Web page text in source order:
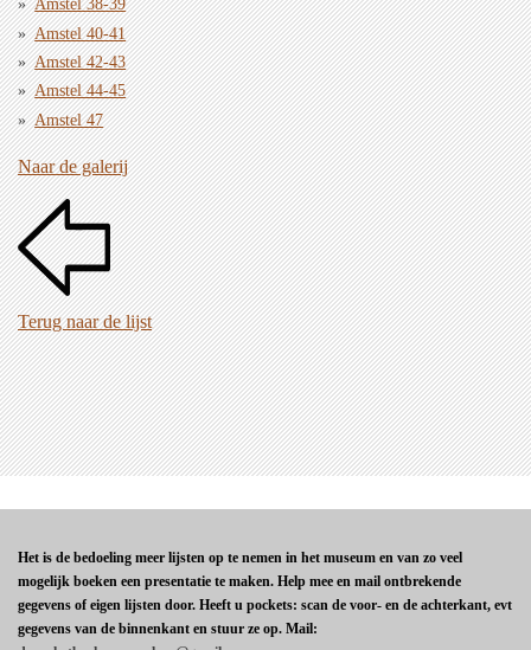
Amstel 38-39
Amstel 40-41
Amstel 42-43
Amstel 44-45
Amstel 47
Naar de galerij
Terug naar de lijst
Het is de bedoeling meer lijsten op te nemen in het museum en van zo veel
mogelijk boeken een presentatie te maken. Help mee en mail ontbrekende
gegevens of eigen lijsten door. Heeft u pockets: scan de voor- en de achterkant, evt
gegevens van de binnenkant en stuur ze op. Mail: